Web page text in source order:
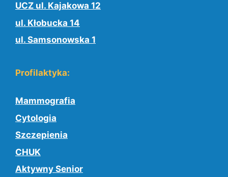
UCZ ul. Kajakowa 12
ul. Kłobucka 14
ul. Samsonowska 1
Profilaktyka:
Mammografia
Cytologia
Szczepienia
CHUK
Aktywny Senior